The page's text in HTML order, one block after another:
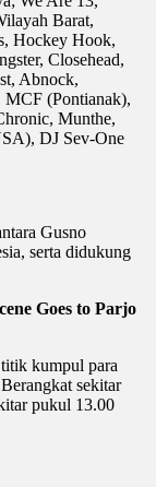
Barat,
Hockey Hook,
Closehead,
Abnock,
MCF (Pontianak),
Munthe,
DJ Sev-One
Gusno
serta didukung
Goes to Parjo
kumpul para
sekitar
pukul 13.00